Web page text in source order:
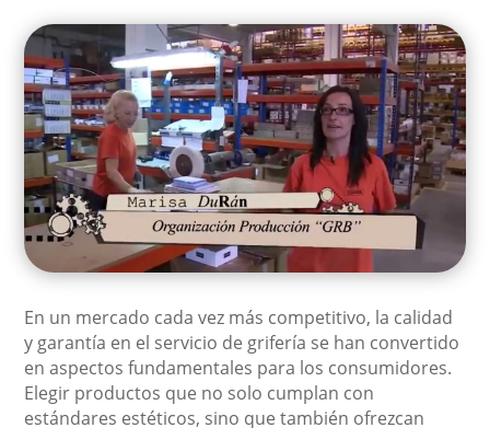
En un mercado cada vez más competitivo, la calidad
y garantía en el servicio de grifería se han convertido
en aspectos fundamentales para los consumidores.
Elegir productos que no solo cumplan con
estándares estéticos, sino que también ofrezcan